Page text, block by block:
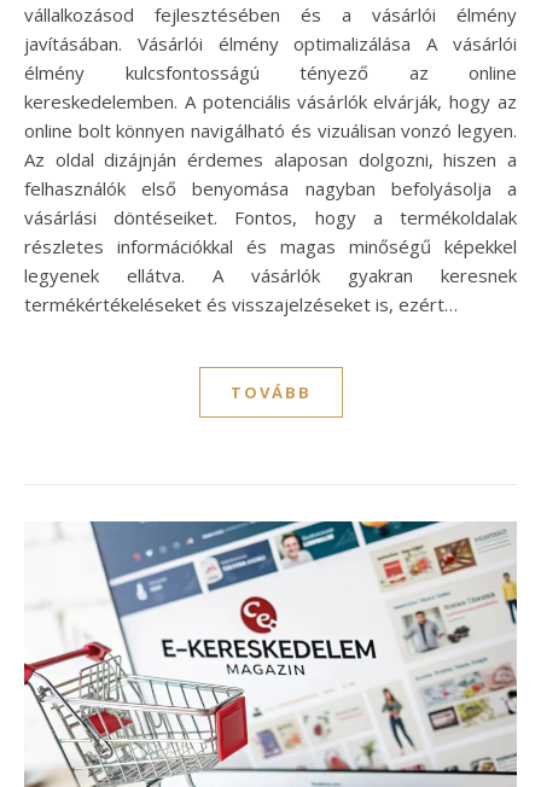
vállalkozásod fejlesztésében és a vásárlói élmény
javításában. Vásárlói élmény optimalizálása A vásárlói
élmény kulcsfontosságú tényező az online
kereskedelemben. A potenciális vásárlók elvárják, hogy az
online bolt könnyen navigálható és vizuálisan vonzó legyen.
Az oldal dizájnján érdemes alaposan dolgozni, hiszen a
felhasználók első benyomása nagyban befolyásolja a
vásárlási döntéseiket. Fontos, hogy a termékoldalak
részletes információkkal és magas minőségű képekkel
legyenek ellátva. A vásárlók gyakran keresnek
termékértékeléseket és visszajelzéseket is, ezért…
TOVÁBB